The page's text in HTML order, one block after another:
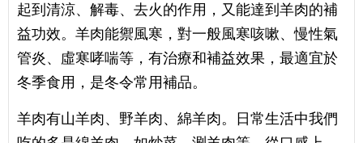
起到清涼、解毒、去火的作用，又能達到羊肉的補
益功效。羊肉能禦風寒，對一般風寒咳嗽、慢性氣
管炎、虛寒哮喘等，有治療和補益效果，最適宜於
冬季食用，是冬令常用補品。
羊肉有山羊肉、野羊肉、綿羊肉。日常生活中我們